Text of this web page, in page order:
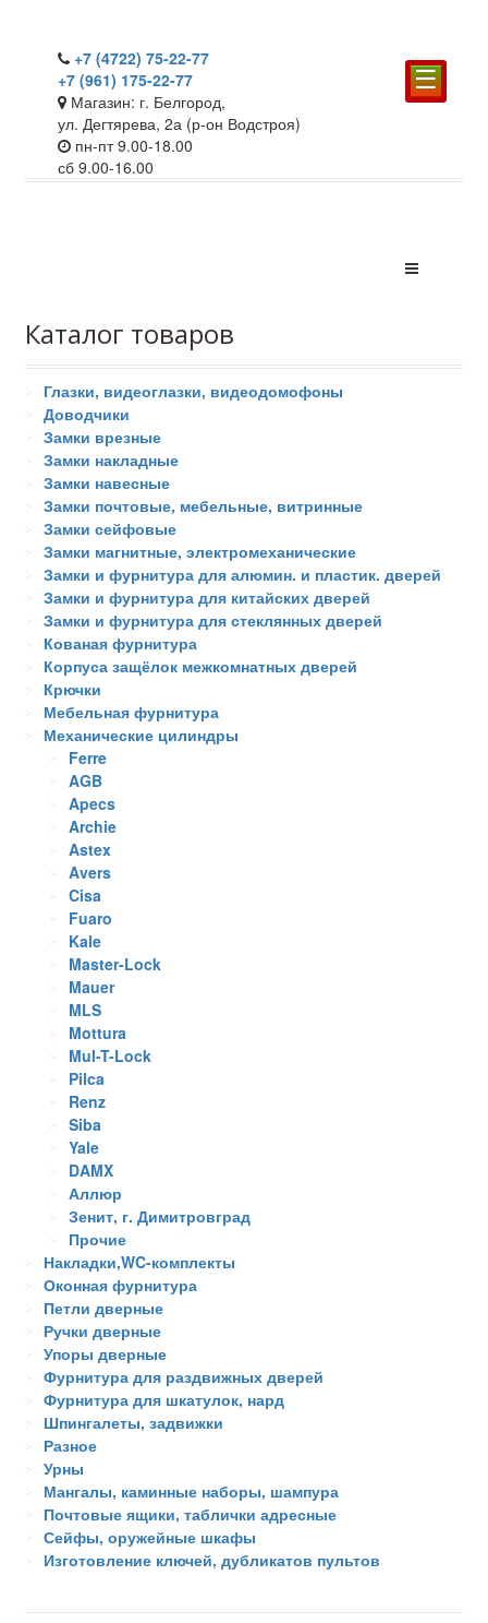
☰
+7 (4722) 75-22-77
+7 (961) 175-22-77
Магазин: г. Белгород,
ул. Дегтярева, 2а (р-он Водстроя)
пн-пт 9.00-18.00
сб 9.00-16.00
Каталог товаров
Глазки, видеоглазки, видеодомофоны
Доводчики
Замки врезные
Замки накладные
Замки навесные
Замки почтовые, мебельные, витринные
Замки сейфовые
Замки магнитные, электромеханические
Замки и фурнитура для алюмин. и пластик. дверей
Замки и фурнитура для китайских дверей
Замки и фурнитура для стеклянных дверей
Кованая фурнитура
Корпуса защёлок межкомнатных дверей
Крючки
Мебельная фурнитура
Механические цилиндры
Ferre
AGB
Apecs
Archie
Astex
Avers
Cisa
Fuaro
Kale
Master-Lock
Mauer
MLS
Mottura
Mul-T-Lock
Pilca
Renz
Siba
Yale
DAMX
Аллюр
Зенит, г. Димитровград
Прочие
Накладки,WC-комплекты
Оконная фурнитура
Петли дверные
Ручки дверные
Упоры дверные
Фурнитура для раздвижных дверей
Фурнитура для шкатулок, нард
Шпингалеты, задвижки
Разное
Урны
Мангалы, каминные наборы, шампура
Почтовые ящики, таблички адресные
Сейфы, оружейные шкафы
Изготовление ключей, дубликатов пультов